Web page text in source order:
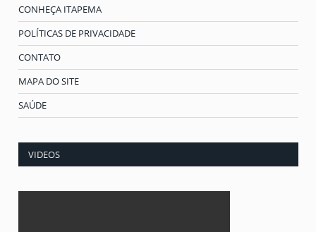
CONHEÇA ITAPEMA
POLÍTICAS DE PRIVACIDADE
CONTATO
MAPA DO SITE
SAÚDE
VIDEOS